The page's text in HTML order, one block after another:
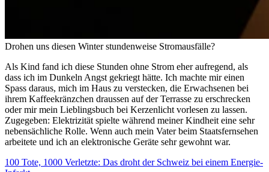
Drohen uns diesen Winter stundenweise Stromausfälle?
Als Kind fand ich diese Stunden ohne Strom eher aufregend, als
dass ich im Dunkeln Angst gekriegt hätte. Ich machte mir einen
Spass daraus, mich im Haus zu verstecken, die Erwachsenen bei
ihrem Kaffeekränzchen draussen auf der Terrasse zu erschrecken
oder mir mein Lieblingsbuch bei Kerzenlicht vorlesen zu lassen.
Zugegeben: Elektrizität spielte während meiner Kindheit eine sehr
nebensächliche Rolle. Wenn auch mein Vater beim Staatsfernsehen
arbeitete und ich an elektronische Geräte sehr gewohnt war.
100 Tote, 1000 Verletzte: Das droht der Schweiz bei einem Energie-